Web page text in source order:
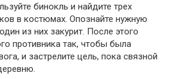
бинокль и найдите трех
в костюмах. Опознайте нужную
из них закурит. После этого
противника так, чтобы была
и застрелите цель, пока связной